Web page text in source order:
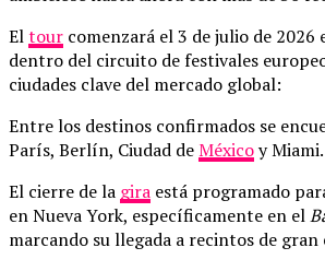
Eltour comenzará el 3 de julio de 2026
dentro del circuito de festivales
ciudades clave del mercado global:
Entre los destinos confirmados se
París, Berlín, Ciudad deMéxicoy Miami.
El cierre de la gira está programado
en Nueva York, específicamente en el
marcando su llegada a recintos de gran